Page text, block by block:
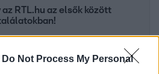
Do Not Process My Personal
RTL.hu az elsők között